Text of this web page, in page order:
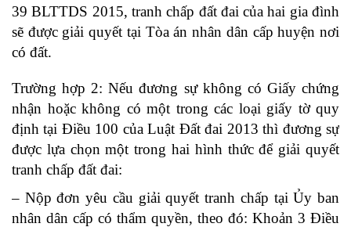
39 BLTTDS 2015, tranh chấp đất đai của hai gia đình
sẽ được giải quyết tại Tòa án nhân dân cấp huyện nơi
có đất.
Trường hợp 2: Nếu đương sự không có Giấy chứng
nhận hoặc không có một trong các loại giấy tờ quy
định tại Điều 100 của Luật Đất đai 2013 thì đương sự
được lựa chọn một trong hai hình thức để giải quyết
tranh chấp đất đai:
– Nộp đơn yêu cầu giải quyết tranh chấp tại Ủy ban
nhân dân cấp có thẩm quyền, theo đó: Khoản 3 Điều